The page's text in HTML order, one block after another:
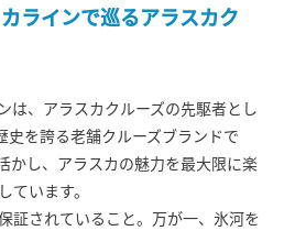
ラインで巡るアラスカク
は、アラスカクルーズの先駆者とし
を誇る老舗クルーズブランドで
かし、アラスカの魅力を最大限に楽
ています。
証されていること。万が一、氷河を